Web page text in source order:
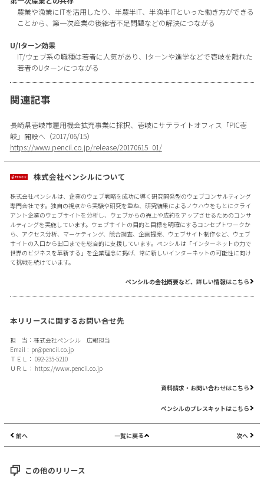
農業や漁業にITを活用したり、半農半IT、半漁半ITといった働き方ができる
ことから、第一次産業の後継者不足問題などの解決につながる
U/Iターン効果
IT/ウェブ系の職種は若者に人気があり、Iターンや進学などで壱岐を離れた
若者のUターンにつながる
関連記事
長崎県壱岐市雇用機会拡充事業に採択、壱岐にサテライトオフィス「PIC壱
岐」開設へ（2017/06/15）
https://www.pencil.co.jp/release/20170615_01/
株式会社ペンシルについて
株式会社ペンシルは、企業のウェブ戦略を成功に導く研究開発型のウェブコンサルティング
専門会社です。独自の視点から実験や研究を重ね、研究結果によるノウハウをもとにクライ
アント企業のウェブサイトを分析し、ウェブからの売上や成約をアップさせるためのコンサ
ルティングを実施しています。ウェブサイトの目的と目標を明確にするコンセプトワークか
ら、アクセス分析、マーケティング、競合調査、企画提案、ウェブサイト制作など、ウェブ
サイトの入口から出口までを総合的に支援しています。ペンシルは「インターネットの力で
世界のビジネスを革新する」を企業理念に掲げ、常に新しいインターネットの可能性に向け
て挑戦を続けています。
ペンシルの会社概要など、詳しい情報はこちら
本リリースに関するお問い合せ先
担 当：株式会社ペンシル 広報担当
Email： pr@pencil.co.jp
ＴＥＬ： 092-235-5210
ＵＲＬ： https://www.pencil.co.jp
資料請求・お問い合わせはこちら
ペンシルのプレスキットはこちら
前へ 一覧に戻る 次へ
この他のリリース